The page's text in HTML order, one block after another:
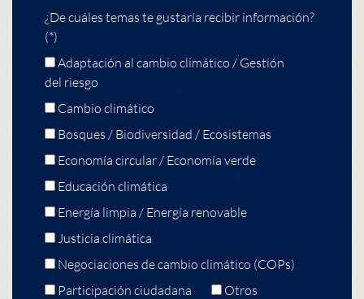
¿De cuáles temas te gustaría recibir información?
(*)
Adaptación al cambio climático / Gestión
del riesgo
Cambio climático
Bosques / Biodiversidad / Ecosistemas
Economía circular / Economía verde
Educación climática
Energía limpia / Energía renovable
Justicia climática
Negociaciones de cambio climático (COPs)
Participación ciudadana
Otros